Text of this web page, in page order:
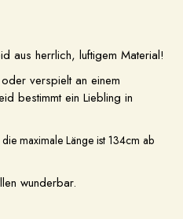
aus herrlich, luftigem Material!
verspielt an einem
bestimmt ein Liebling in
maximale Länge ist 134cm ab
wunderbar.